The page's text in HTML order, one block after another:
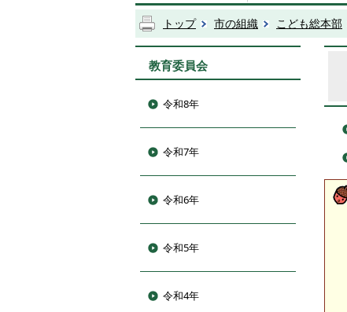
トップ 市の組織 こども総本部
教育委員会
令和8年
令和7年
令和6年
令和5年
令和4年